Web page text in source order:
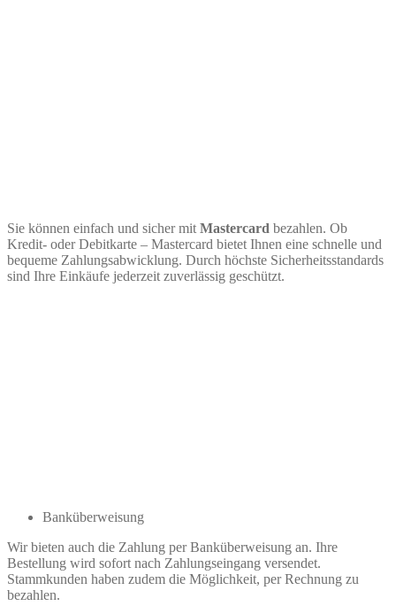
Sie können einfach und sicher mit Mastercard bezahlen. Ob
Kredit- oder Debitkarte – Mastercard bietet Ihnen eine schnelle und
bequeme Zahlungsabwicklung. Durch höchste Sicherheitsstandards
sind Ihre Einkäufe jederzeit zuverlässig geschützt.
Banküberweisung
Wir bieten auch die Zahlung per Banküberweisung an. Ihre
Bestellung wird sofort nach Zahlungseingang versendet.
Stammkunden haben zudem die Möglichkeit, per Rechnung zu
bezahlen.